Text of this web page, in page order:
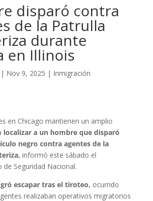
disparó contra
de la Patrulla
durante
en Illinois
| Nov 9, 2025 | Inmigración
en Chicago mantienen un amplio
localizar a un hombre que disparó
negro contra agentes de la
informó este sábado el
Seguridad Nacional.
escapar tras el tiroteo, ocurrido
realizaban operativos migratorios